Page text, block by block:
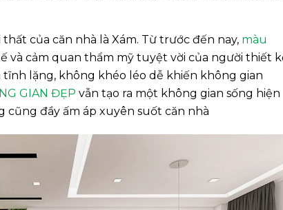
của căn nhà là Xám. Từ trước đến nay, màu
và cảm quan thẩm mỹ tuyệt vời của người thiết
lặng, không khéo léo dễ khiến không gian
GIAN ĐẸP vẫn tạo ra một không gian sống hiện
cũng đầy ấm áp xuyên suốt căn nhà